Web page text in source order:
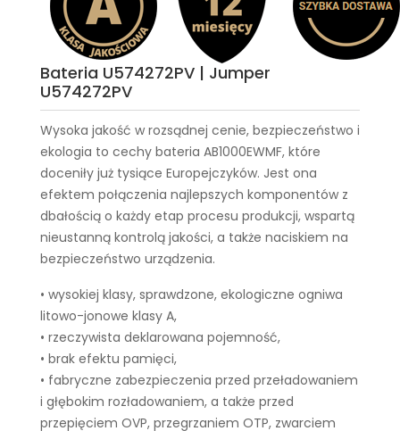
Bateria U574272PV | Jumper
U574272PV
Wysoka jakość w rozsądnej cenie, bezpieczeństwo i
ekologia to cechy bateria AB1000EWMF, które
doceniły już tysiące Europejczyków. Jest ona
efektem połączenia najlepszych komponentów z
dbałością o każdy etap procesu produkcji, wspartą
nieustanną kontrolą jakości, a także naciskiem na
bezpieczeństwo urządzenia.
• wysokiej klasy, sprawdzone, ekologiczne ogniwa
litowo-jonowe klasy A,
• rzeczywista deklarowana pojemność,
• brak efektu pamięci,
• fabryczne zabezpieczenia przed przeładowaniem
i głębokim rozładowaniem, a także przed
przepięciem OVP, przegrzaniem OTP, zwarciem